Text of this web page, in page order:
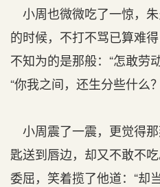
小周也微微吃了一惊，
的时候，不打不骂已算难
不知为的是那般：“怎敢劳
“你我之间，还生分些什么
小周震了一震，更觉得
匙送到唇边，却又不敢不
委屈，笑着揽了他道：“却